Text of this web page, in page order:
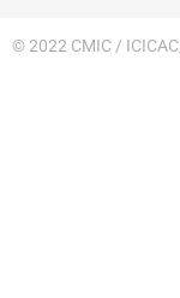
© 2022 CMIC /